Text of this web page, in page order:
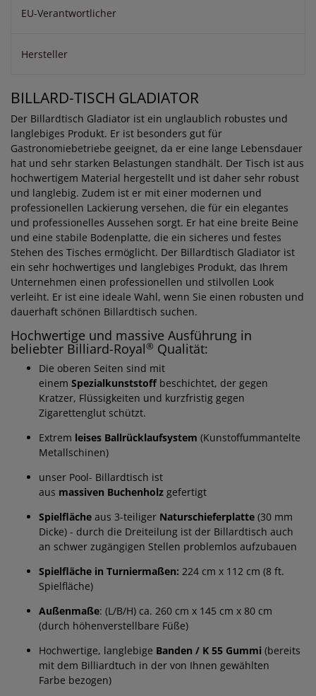
EU-Verantwortlicher
Hersteller
BILLARD-TISCH GLADIATOR
Der Billardtisch Gladiator ist ein unglaublich robustes und
langlebiges Produkt. Er ist besonders gut für
Gastronomiebetriebe geeignet, da er eine lange Lebensdauer
hat und sehr starken Belastungen standhält. Der Tisch ist aus
hochwertigem Material hergestellt und ist daher sehr robust
und langlebig. Zudem ist er mit einer modernen und
professionellen Lackierung versehen, die für ein elegantes
und professionelles Aussehen sorgt. Er hat eine breite Beine
und eine stabile Bodenplatte, die ein sicheres und festes
Stehen des Tisches ermöglicht. Der Billardtisch Gladiator ist
ein sehr hochwertiges und langlebiges Produkt, das Ihrem
Unternehmen einen professionellen und stilvollen Look
verleiht. Er ist eine ideale Wahl, wenn Sie einen robusten und
dauerhaft schönen Billardtisch suchen.
Hochwertige und massive Ausführung in
beliebter Billiard-Royal® Qualität:
Die oberen Seiten sind mit
einem Spezialkunststoff beschichtet, der gegen
Kratzer, Flüssigkeiten und kurzfristig gegen
Zigarettenglut schützt.
Extrem leises Ballrücklaufsystem (Kunstoffummantelte
Metallschinen)
unser Pool- Billardtisch ist
aus massiven Buchenholz gefertigt
Spielfläche aus 3-teiliger Naturschieferplatte (30 mm
Dicke) - durch die Dreiteilung ist der Billardtisch auch
an schwer zugängigen Stellen problemlos aufzubauen
Spielfläche in Turniermaßen: 224 cm x 112 cm (8 ft.
Spielfläche)
Außenmaße: (L/B/H) ca. 260 cm x 145 cm x 80 cm
(durch höhenverstellbare Füße)
Hochwertige, langlebige Banden / K 55 Gummi (bereits
mit dem Billiardtuch in der von Ihnen gewählten
Farbe bezogen)